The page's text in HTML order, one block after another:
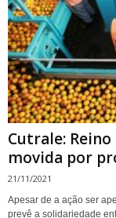
Cutrale:
movida por
21/11/2021
Apesar de a ação ser
prevê a solidariedade